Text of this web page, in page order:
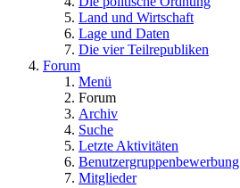
Land und Wirtschaft
Lage und Daten
Die vier Teilrepubliken
Forum
Menü
Forum
Archiv
Suche
Letzte Aktivitäten
Benutzergruppenbewerbung
Mitglieder